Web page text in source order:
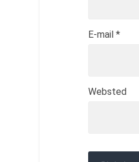
E-mail *
Websted